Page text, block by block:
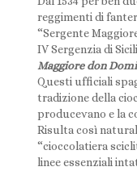
reggimenti di
“Sergente
IV Sergenzia di
Maggiore don
Questi ufficiali
tradizione della
producevano e la
Risulta così
“cioccolatiera
linee essenziali